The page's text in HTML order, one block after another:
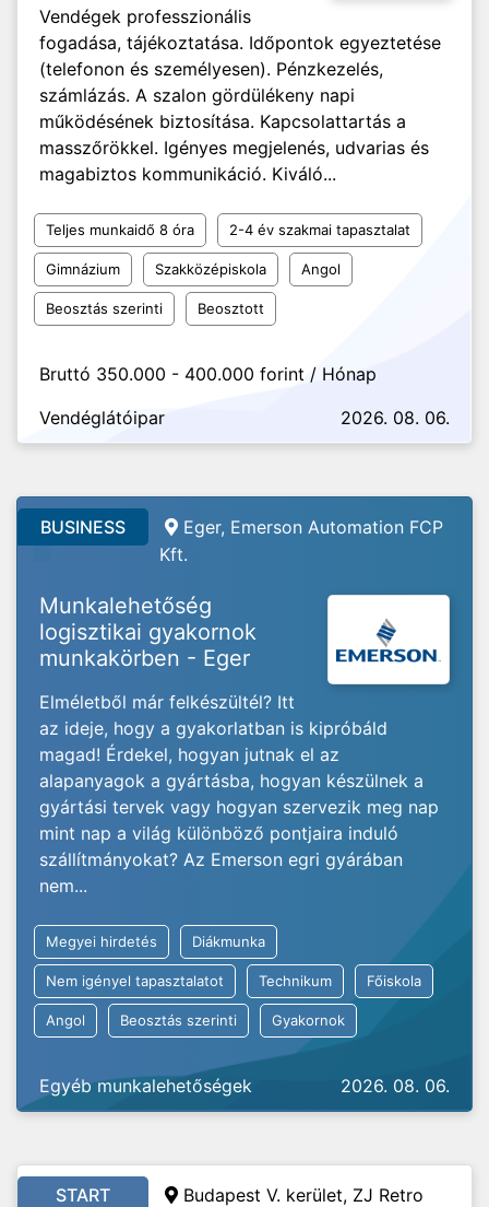
Vendégek professzionális
fogadása, tájékoztatása. Időpontok egyeztetése
(telefonon és személyesen). Pénzkezelés,
számlázás. A szalon gördülékeny napi
működésének biztosítása. Kapcsolattartás a
masszőrökkel. Igényes megjelenés, udvarias és
magabiztos kommunikáció. Kiváló...
Teljes munkaidő 8 óra 2-4 év szakmai tapasztalat
Gimnázium Szakközépiskola Angol
Beosztás szerinti Beosztott
Bruttó 350.000 - 400.000 forint / Hónap
Vendéglátóipar
2026. 08. 06.
BUSINESS
Eger, Emerson Automation FCP
Kft.
Munkalehetőség
logisztikai gyakornok
munkakörben - Eger
Elméletből már felkészültél? Itt
az ideje, hogy a gyakorlatban is kipróbáld
magad! Érdekel, hogyan jutnak el az
alapanyagok a gyártásba, hogyan készülnek a
gyártási tervek vagy hogyan szervezik meg nap
mint nap a világ különböző pontjaira induló
szállítmányokat? Az Emerson egri gyárában
nem...
Megyei hirdetés Diákmunka
Nem igényel tapasztalatot Technikum Főiskola
Angol Beosztás szerinti Gyakornok
Egyéb munkalehetőségek 2026. 08. 06.
START Budapest V. kerület, ZJ Retro